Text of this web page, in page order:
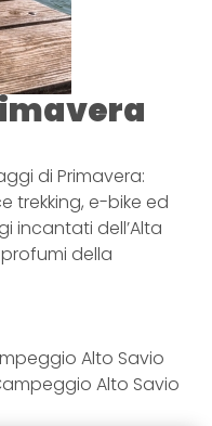
di Primavera:
trekking, e-bike ed
incantati dell’Alta
della
Alto Savio
Alto Savio